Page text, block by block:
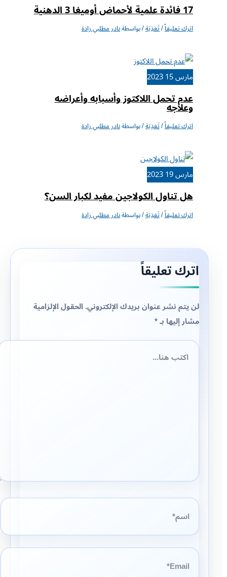
17 فائدة علمية لأحماض أوميغا 3 الدهنية
اترك تعليقاً/تَغذِيَة/ بواسطةنادر مطلبي زادة
مارس15
2023
عدم تحمل اللاكتوز وأسبابه وأعراضه
وعلاجه
اترك تعليقاً/تَغذِيَة/ بواسطةنادر مطلبي زادة
مارس19
2023
هل تناول الكولاجين مفيد لكبار السن؟
اترك تعليقاً/تَغذِيَة/ بواسطةنادر مطلبي زادة
اترك تعليقاً
لن يتم نشر عنوان بريدك الإلكتروني.الحقول الإلزامية
مشار إليها بـ*
اكتب
هنا...
اسم*
Email*